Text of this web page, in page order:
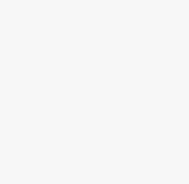
waarheden & principes